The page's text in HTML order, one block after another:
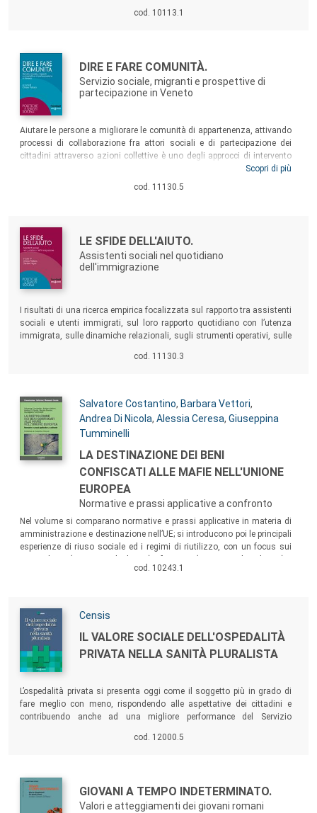
Ca’ Foscari è che il comportamento illegale vada analizzato in una
cod. 10113.1
Autori:
Titolo:
DIRE E FARE COMUNITÀ.
Servizio sociale, migranti e prospettive di
partecipazione in Veneto
Sommario:
Aiutare le persone a migliorare le comunità di appartenenza, attivando
processi di collaborazione fra attori sociali e di partecipazione dei
cittadini attraverso azioni collettive è uno degli approcci di intervento
del lavoro sociale. Il volume, dopo aver illustrato il quadro normativo e
applicativo di riferimento per il servizio sociale, offre una lettura teorica
Scopri di più
cod. 11130.5
Autori:
Titolo:
LE SFIDE DELL'AIUTO.
Assistenti sociali nel quotidiano
dell'immigrazione
I risultati di una ricerca empirica focalizzata sul rapporto tra assistenti
sociali e utenti immigrati, sul loro rapporto quotidiano con l’utenza
immigrata, sulle dinamiche relazionali, sugli strumenti operativi, sulle
sfide cui il servizio sociale è chiamato a rispondere.
cod. 11130.3
Autori:
Salvatore Costantino, Barbara Vettori,
Andrea Di Nicola, Alessia Ceresa, Giuseppina
Tumminelli
Titolo:
LA DESTINAZIONE DEI BENI
CONFISCATI ALLE MAFIE NELL'UNIONE
EUROPEA
Normative e prassi applicative a confronto
Sommario:
Nel volume si comparano normative e prassi applicative in materia di
amministrazione e destinazione nell’UE; si introducono poi le principali
esperienze di riuso sociale ed i regimi di riutilizzo, con un focus sui
cod. 10243.1
Autori:
Censis
Titolo:
IL VALORE SOCIALE DELL'OSPEDALITÀ
PRIVATA NELLA SANITÀ PLURALISTA
L’ospedalità privata si presenta oggi come il soggetto più in grado di
fare meglio con meno, rispondendo alle aspettative dei cittadini e
contribuendo anche ad una migliore performance del Servizio
cambiato il rapporto degli italiani con la salute e la sanità e, più
cod. 12000.5
Autori:
Titolo:
GIOVANI A TEMPO INDETERMINATO.
Valori e atteggiamenti dei giovani romani